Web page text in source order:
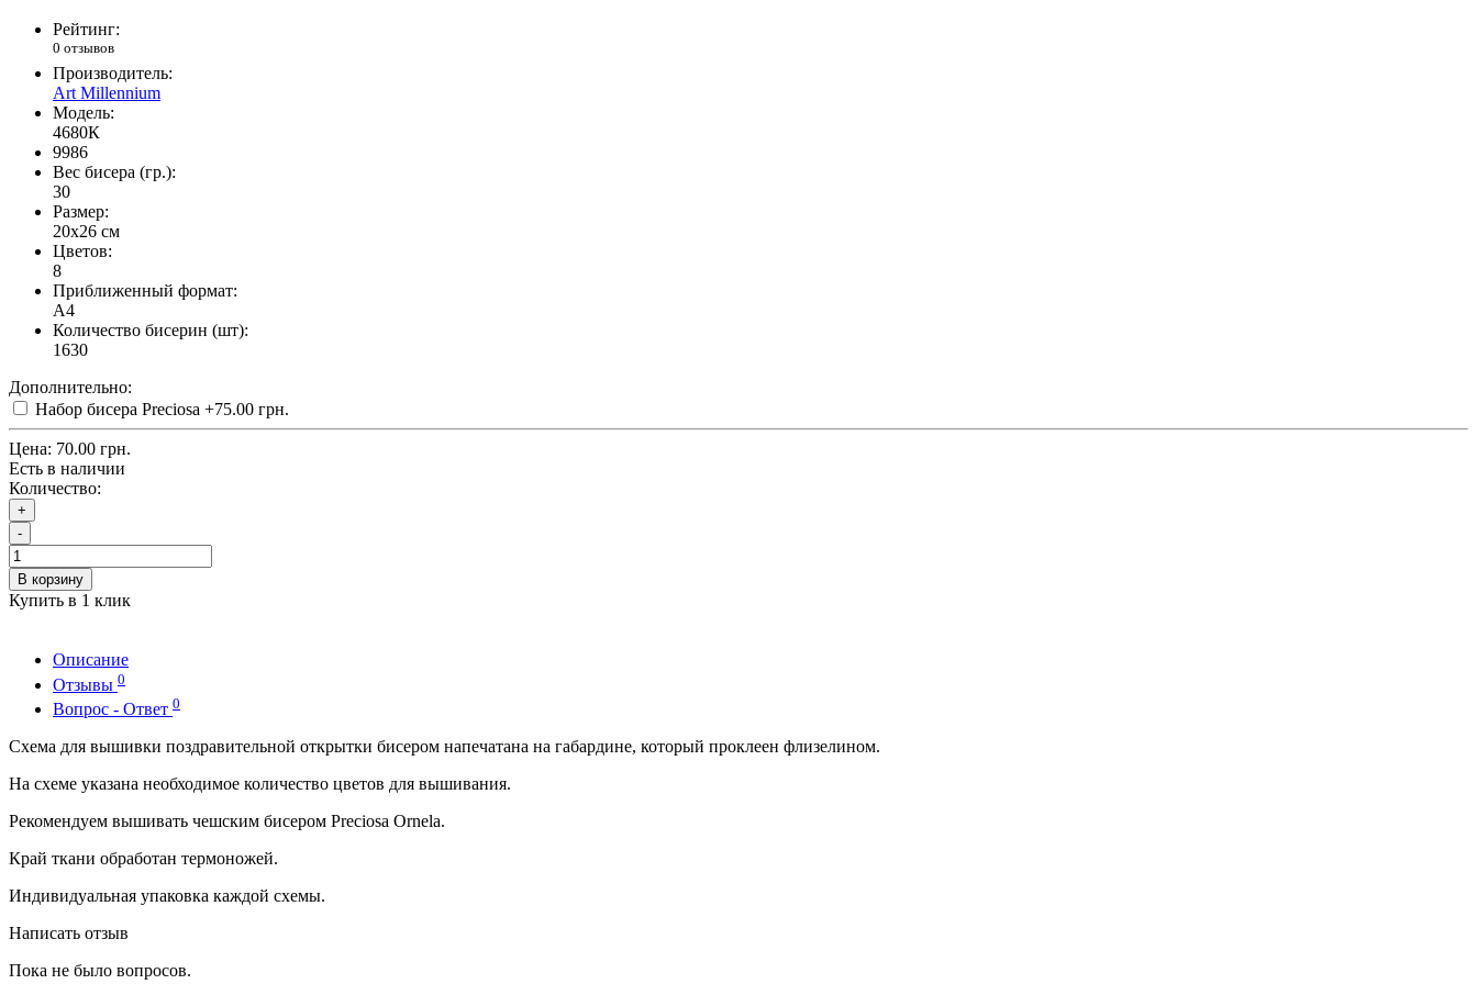
Рейтинг:
0 отзывов
Производитель:
Art Millennium
Модель:
4680К
9986
Вес бисера (гр.):
30
Размер:
20x26 см
Цветов:
8
Приближенный формат:
A4
Количество бисерин (шт):
1630
Дополнительно:
Набор бисера Preciosa +75.00 грн.
Цена: 70.00 грн.
Есть в наличии
Количество:
+
-
В корзину
Купить в 1 клик
Описание
Отзывы 0
Вопрос - Ответ 0
Схема для вышивки поздравительной открытки бисером напечатана на габардине, который проклеен флизелином.
На схеме указана необходимое количество цветов для вышивания.
Рекомендуем вышивать чешским бисером Preciosa Ornela.
Край ткани обработан термоножей.
Индивидуальная упаковка каждой схемы.
Написать отзыв
Пока не было вопросов.